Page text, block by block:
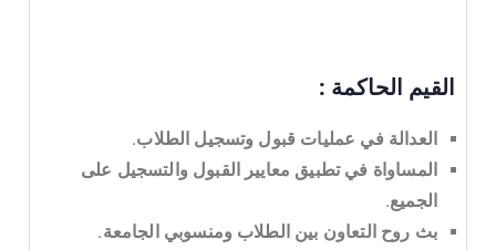
القيم الحاكمة :
العدالة في عمليات قبول وتسجيل الطلاب.
المساواة في تطبيق معايير القبول والتسجيل على
الجميع.
بث روح التعاون بين الطلاب ومنسوبي الجامعة.